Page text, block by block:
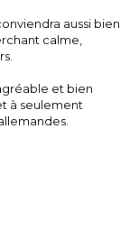
aussi bien
calme,
et bien
à seulement